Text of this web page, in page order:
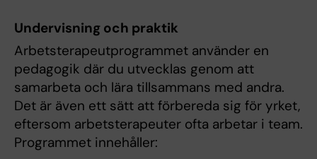
Undervisning och praktik
Arbetsterapeutprogrammet använder en
pedagogik där du utvecklas genom att
samarbeta och lära tillsammans med andra.
Det är även ett sätt att förbereda sig för yrket,
eftersom arbetsterapeuter ofta arbetar i team.
Programmet innehåller: